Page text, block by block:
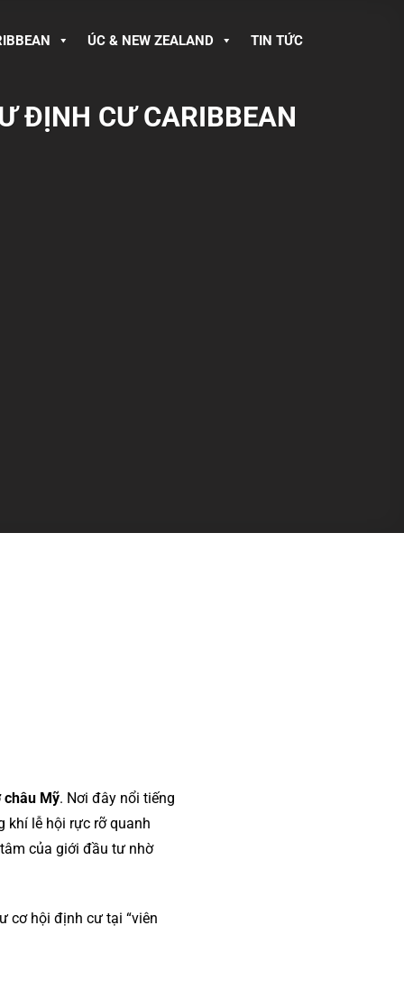
ÚC & NEW ZEALAND TIN TỨC
ĐỊNH CƯ CARIBBEAN
châu Mỹ. Nơi đây nổi tiếng
khí lễ hội rực rỡ quanh
của giới đầu tư nhờ
cơ hội định cư tại “viên